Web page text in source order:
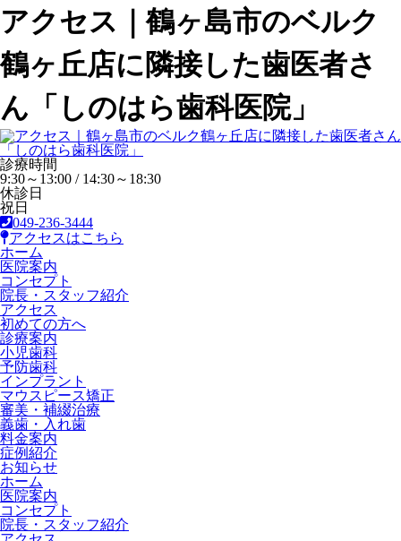
アクセス｜鶴ヶ島市のベルク
鶴ヶ丘店に隣接した歯医者さ
ん「しのはら歯科医院」
診療時間
9:30～13:00 / 14:30～18:30
休診日
祝日
049-236-3444
アクセスはこちら
ホーム
医院案内
コンセプト
院長・スタッフ紹介
アクセス
初めての方へ
診療案内
小児歯科
予防歯科
インプラント
マウスピース矯正
審美・補綴治療
義歯・入れ歯
料金案内
症例紹介
お知らせ
ホーム
医院案内
コンセプト
院長・スタッフ紹介